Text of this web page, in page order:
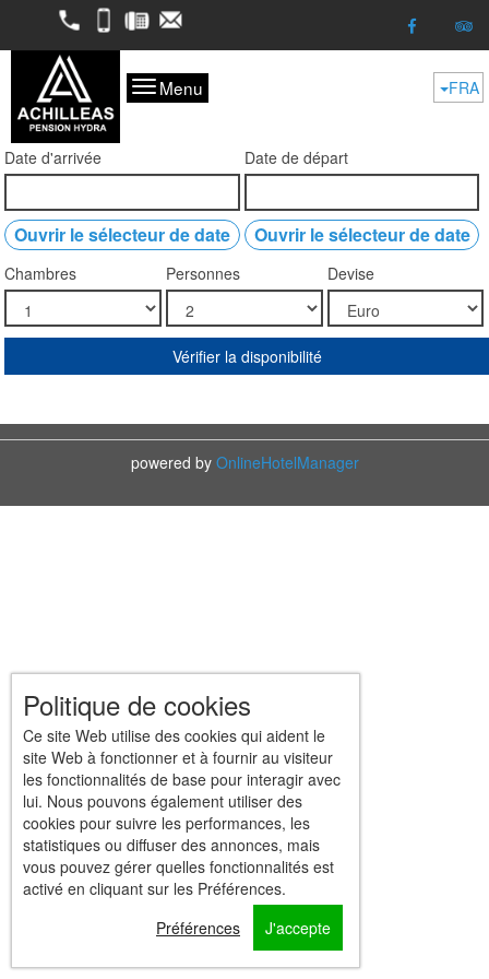
2298052050
69746242612298053227
Menu FRA
Date d'arrivée
Ouvrir le sélecteur de date
Date de départ
Ouvrir le sélecteur de date
Chambres Personnes Devise
Vérifier la disponibilité
powered by OnlineHotelManager
Politique de cookies
Ce site Web utilise des cookies qui aident le
site Web à fonctionner et à fournir au visiteur
les fonctionnalités de base pour interagir avec
lui. Nous pouvons également utiliser des
cookies pour suivre les performances, les
statistiques ou diffuser des annonces, mais
vous pouvez gérer quelles fonctionnalités est
activé en cliquant sur les Préférences.
Préférences
J'accepte